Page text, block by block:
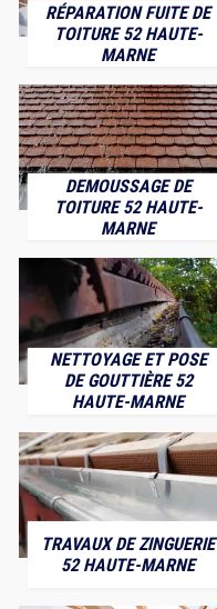
RÉPARATION FUITE DE
TOITURE 52 HAUTE-
MARNE
DEMOUSSAGE DE
TOITURE 52 HAUTE-
MARNE
NETTOYAGE ET POSE
DE GOUTTIÈRE 52
HAUTE-MARNE
TRAVAUX DE ZINGUERIE
52 HAUTE-MARNE